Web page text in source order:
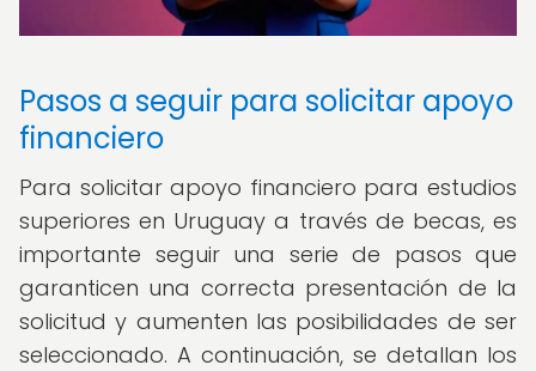
Pasos a seguir para solicitar apoyo
financiero
Para solicitar apoyo financiero para estudios
superiores en Uruguay a través de becas, es
importante seguir una serie de pasos que
garanticen una correcta presentación de la
solicitud y aumenten las posibilidades de ser
seleccionado. A continuación, se detallan los